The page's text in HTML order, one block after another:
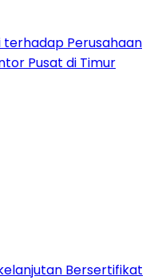
terhadap Perusahaan
Pusat di Timur
Bersertifikat